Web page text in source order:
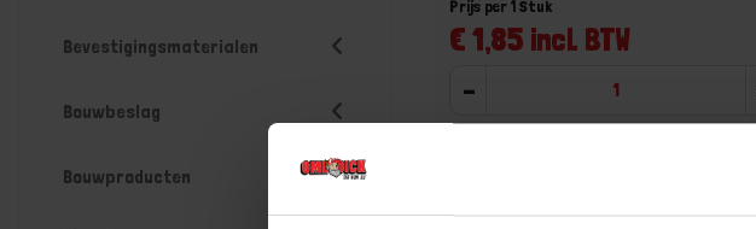
Bevestigingsmaterialen
Bouwbeslag
Bouwproducten
€ 1,85 incl. BTW
Prijs per 1 Stuk
-